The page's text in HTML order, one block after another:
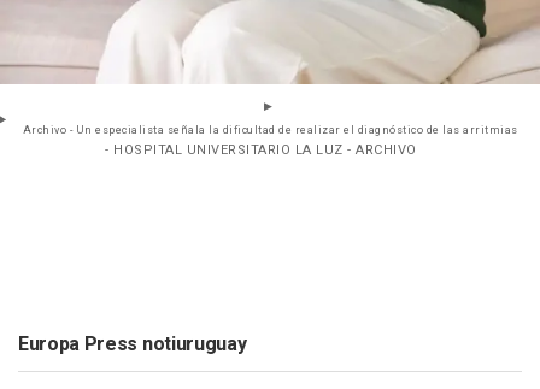
Archivo - Un especialista señala la dificultad de realizar el diagnóstico de las arritmias
- HOSPITAL UNIVERSITARIO LA LUZ - ARCHIVO
Europa Press notiuruguay